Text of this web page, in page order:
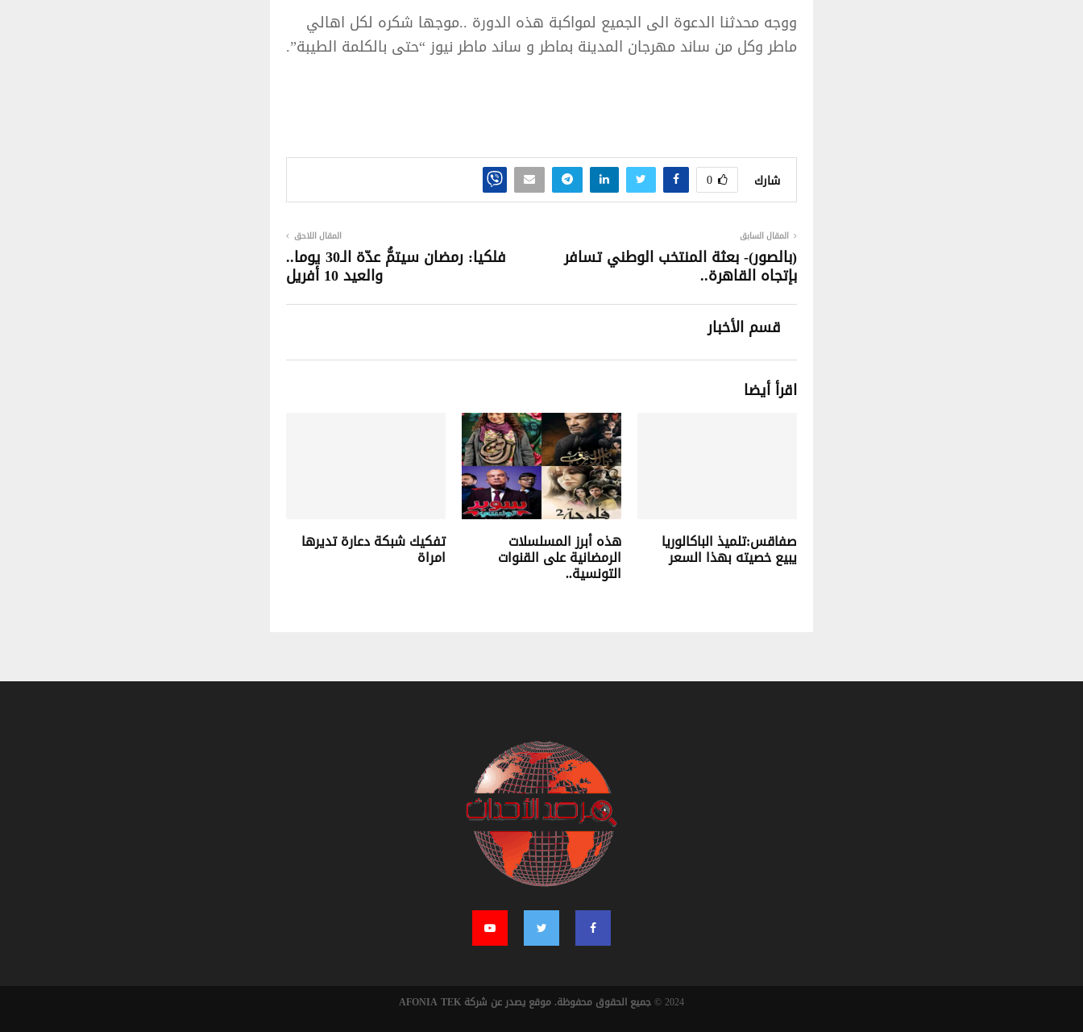
ووجه محدثنا الدعوة الى الجميع لمواكبة هذه الدورة ..موجها شكره لكل اهالي
ماطر وكل من ساند مهرجان المدينة بماطر و ساند ماطر نيوز “حتى بالكلمة الطيبة”.
شارك 0
المقال السابق
(بالصور)- بعثة المنتخب الوطني تسافر
بإتجاه القاهرة..
المقال اللاحق
فلكيا: رمضان سيتمُّ عدّة الـ30 يوما..
والعيد 10 أفريل
قسم الأخبار
اقرأ أيضا
صفاقس:تلميذ الباكالوريا
يبيع خصيته بهذا السعر
هذه أبرز المسلسلات
الرمضانية على القنوات
التونسية..
تفكيك شبكة دعارة تديرها
امراة
2024 © جميع الحقوق محفوظة. موقع يصدر عن شركة AFONIA TEK